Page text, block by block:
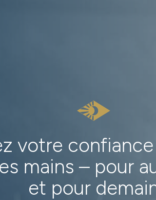
votre
mains – pour
et pour